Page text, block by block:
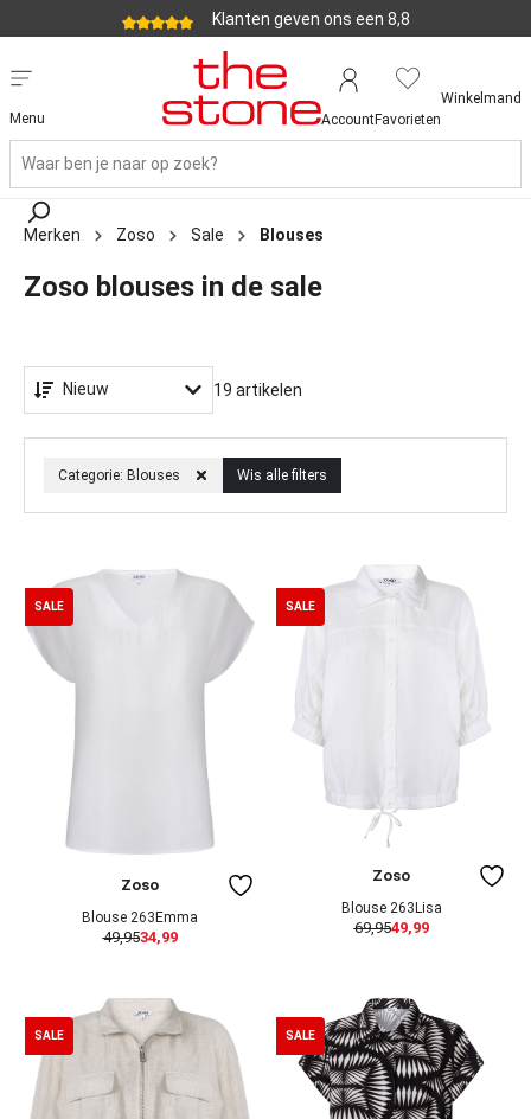
Klanten geven ons een 8,8
Menu AccountFavorieten
Winkelmand
Merken Zoso Sale Blouses
Zoso blouses in de sale
Categorie: Blouses Wis alle filters
Nieuw 19 artikelen
SALE
Zoso
Blouse 263Emma
49,9534,99
SALE
Zoso
Blouse 263Lisa
69,9549,99
SALE SALE